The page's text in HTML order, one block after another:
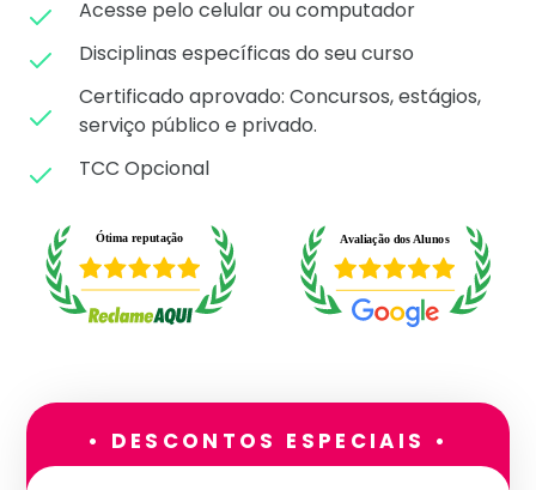
Acesse pelo celular ou computador
Disciplinas específicas do seu curso
Certificado aprovado: Concursos, estágios,
serviço público e privado.
TCC Opcional
• DESCONTOS ESPECIAIS •